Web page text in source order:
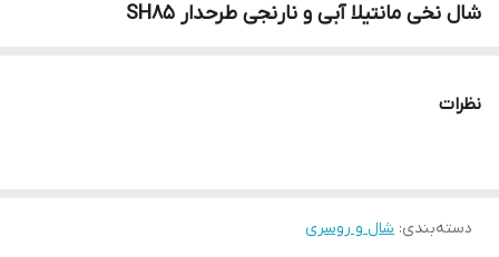
شال نخی مانتیلا آبی و نارنجی طرحدار SH85
نظرات
دسته‌بندی: شال و روسری